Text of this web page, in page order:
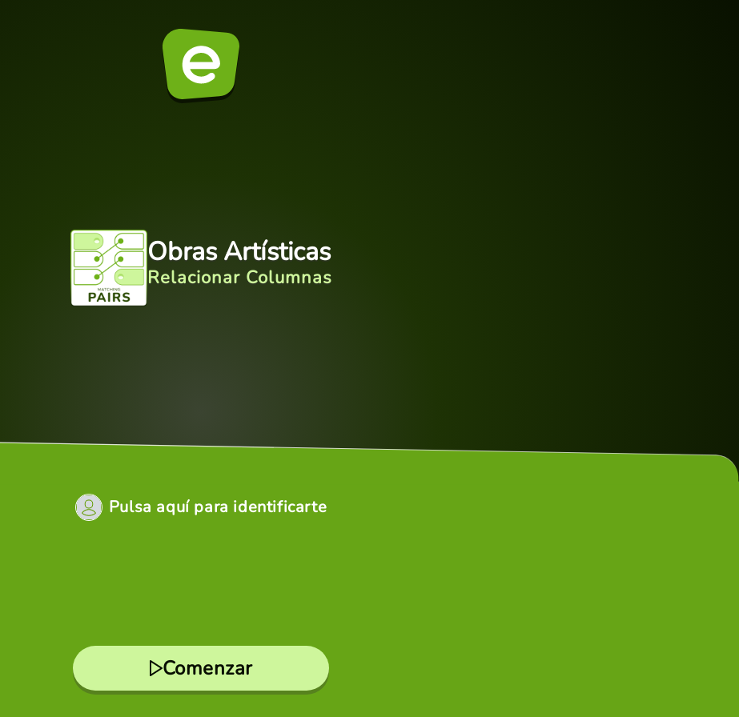
Obras Artísticas
Relacionar Columnas
Pulsa aquí para identificarte
Comenzar